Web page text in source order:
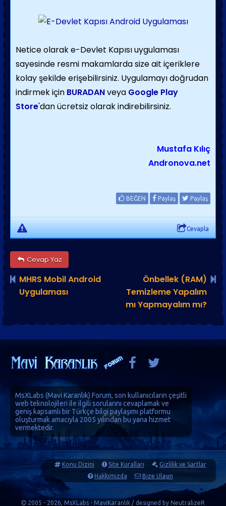
Netice olarak e-Devlet Kapısı uygulaması
sayesinde resmi makamlarda size ait içeriklere
kolay şekilde erişebilirsiniz. Uygulamayı doğrudan
indirmek için BURADANveya Google Play
Store'dan ücretsiz olarak indirebilirsiniz.
Mustafa Kılıç
Andronova.net
BEĞEN Paylaş Paylaş
Cevapla
Cevap Yaz
MHRS Mobil Android
Uygulaması
Önbellek (RAM)
Temizleme Yapalım
mı Yapmayalım mı?
MsXLabs (Mavi Karanlık) Forum, son kullanıcıların çeşitli
web teknolojileri ile ilgili sorularını cevaplamak ve
geniş kapsamlı bir Türkçe bilgi paylaşımı platformu
oluşturmak amacıyla 2005 yılından bu yana hizmet
vermektedir.
Konu Dizini Site Kuralları
Gizlilik ve Şartlar
Hakkımızda
Bize Ulaşın
2005 - 2026, MsXLabs - MaviKaranlık / designed by NeutralizeR